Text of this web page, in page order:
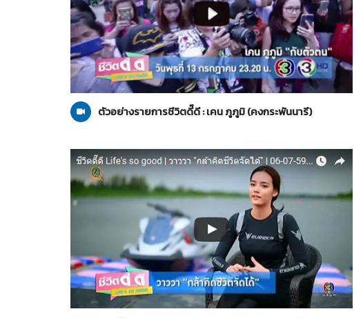
13-07-2559
คงกระพันนารี
ตัวอย่างรายการชีวิตดี๊ดี : เคน ภูภูมิ (คงกระพันนารี)
06-07-2559
คงกระพันนารี